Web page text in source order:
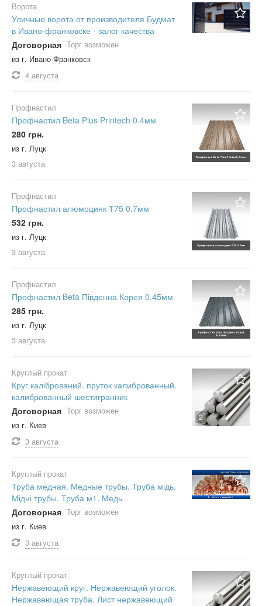
Ворота
Уличные ворота от производителя Будмат
в Ивано-франковске - залог качества
Договорная Торг возможен
из г. Ивано-Франковск
4 августа
Профнастил
Профнастил Beta Plus Printech 0.4мм
280 грн.
из г. Луцк
3 августа
Профнастил
Профнастил алюмоцинк Т75 0.7мм
532 грн.
из г. Луцк
3 августа
Профнастил
Профнастил Beta Південна Корея 0.45мм
285 грн.
из г. Луцк
3 августа
2
Круглый прокат
Круг калібрований. пруток калиброванный.
калиброванный шестигранник
Договорная Торг возможен
из г. Киев
3 августа
Круглый прокат
Труба медная. Медные трубы. Труба мідь.
Мідні трубы. Труба м1. Медь
Договорная Торг возможен
из г. Киев
3 августа
Круглый прокат
Нержавеющий круг. Нержавеющий уголок.
Нержавеющая труба. Лист нержавеющий